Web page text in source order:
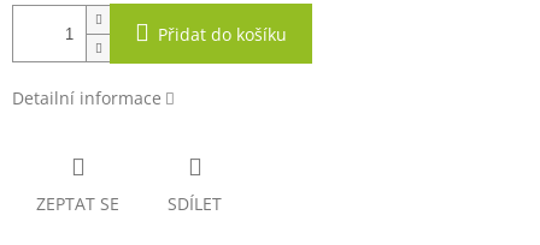
Přidat do košíku
Detailní informace
ZEPTAT SE SDÍLET